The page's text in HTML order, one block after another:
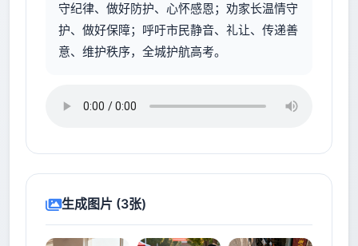
守纪律、做好防护、心怀感恩；劝家长温情守
护、做好保障；呼吁市民静音、礼让、传递善
意、维护秩序，全城护航高考。
生成图片 (3张)